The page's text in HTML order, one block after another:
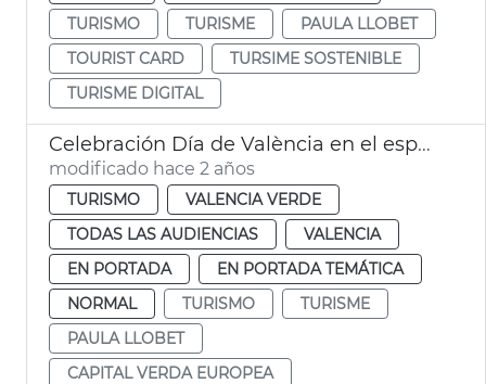
TURISMO
TURISME
PAULA LLOBET
TOURIST CARD
TURSIME SOSTENIBLE
TURISME DIGITAL
Celebración Día de València en el espacio Iberia de Madrid
modificado hace 2 años
TURISMO
VALENCIA VERDE
TODAS LAS AUDIENCIAS
VALENCIA
EN PORTADA
EN PORTADA TEMÁTICA
NORMAL
TURISMO
TURISME
PAULA LLOBET
CAPITAL VERDA EUROPEA